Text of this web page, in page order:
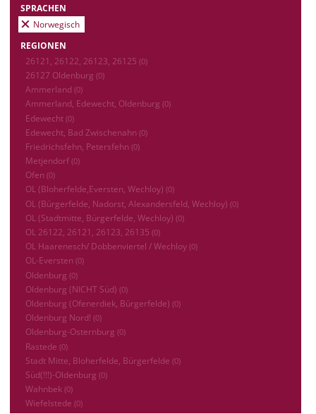
SPRACHEN
Norwegisch
REGIONEN
26121, 26122, 26123, 26125 (0)
26127 Oldenburg (0)
Ammerland (0)
Ammerland, Edewecht, Oldenburg (0)
Edewecht (0)
Edewecht, Bad Zwischenahn (0)
Friedrichsfehn, Petersfehn (0)
Metjendorf (0)
Ofen (0)
OL (Bloherfelde,Eversten, Wechloy) (0)
OL (Bürgerfelde, Nadorst, Alexandersfeld, Wechloy) (0)
OL (Stadtmitte, Bürgerfelde, Wechloy) (0)
OL 26122, 26121, 26123, 26135 (0)
OL Haarenesch/ Dobbenviertel / Wechloy (0)
OL-Eversten (0)
Oldenburg (0)
Oldenburg (NICHT Süd) (0)
Oldenburg (Ofenerdiek, Bürgerfelde) (0)
Oldenburg Nord! (0)
Oldenburg-Osternburg (0)
Rastede (0)
Stadt Mitte, Bloherfelde, Bürgerfelde (0)
Süd(!!!)-Oldenburg (0)
Wahnbek (0)
Wiefelstede (0)